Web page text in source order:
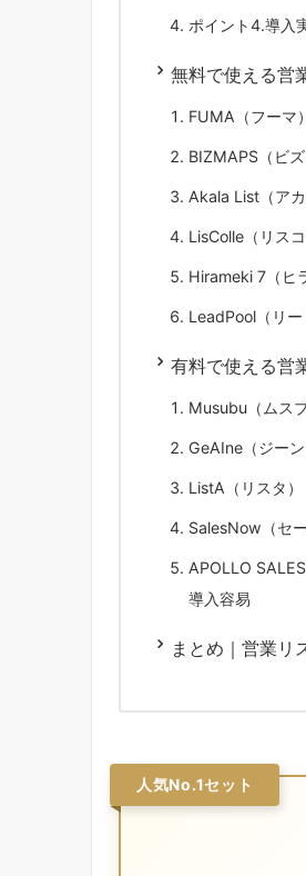
ポイント4.導入
無料で使える営
FUMA（フーマ
BIZMAPS（ビ
Akala List（ア
LisColle（リス
Hirameki 7（ヒ
LeadPool（リ
有料で使える営
Musubu（ムス
GeAIne（ジー
ListA（リスタ
SalesNow（セ
APOLLO
導入容易
まとめ｜営業リ
人気No.1セット